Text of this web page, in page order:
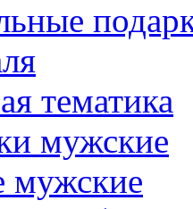
тематика
мужские
мужские